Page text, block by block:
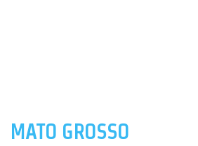
MATO GROSSO